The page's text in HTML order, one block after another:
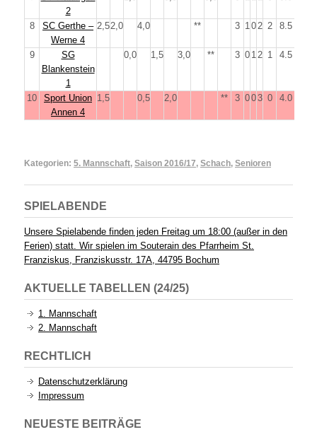
2
8
SC Gerthe –
Werne 4
2,52,0 4,0 ** 3 102 2 8.5
9
SG
Blankenstein
1
0,0 1,5 3,0 ** 3 0 12 1 4.5
10
Sport Union
Annen 4
1,5 0,5 2,0 ** 3 003 0 4.0
Kategorien: 5. Mannschaft, Saison 2016/17, Schach, Senioren
SPIELABENDE
Unsere Spielabende finden jeden Freitag um 18:00 (außer in den
Ferien) statt. Wir spielen im Souterain des Pfarrheim St.
Franziskus, Franziskusstr. 17A, 44795 Bochum
AKTUELLE TABELLEN (24/25)
1. Mannschaft
2. Mannschaft
RECHTLICH
Datenschutzerklärung
Impressum
NEUESTE BEITRÄGE